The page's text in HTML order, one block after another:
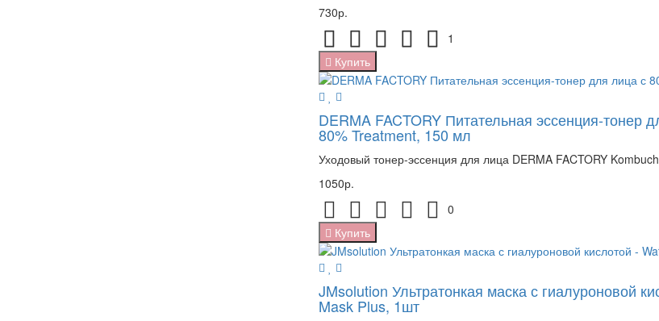
730р.
1
Купить
DERMA FACTORY Питательная эссенция-тонер
80% Treatment, 150 мл
Уходовый тонер-эссенция для лица DERMA FACTORY
1050р.
0
Купить
JMsolution Ультратонкая маска с гиалуроновой
Mask Plus, 1шт